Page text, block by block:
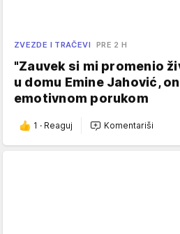
ZVEZDE I TRAČEVI PRE 2 H
"Zauvek si mi promenio
u domu Emine Jahović,
emotivnom porukom
1 · Reaguj Komentariši